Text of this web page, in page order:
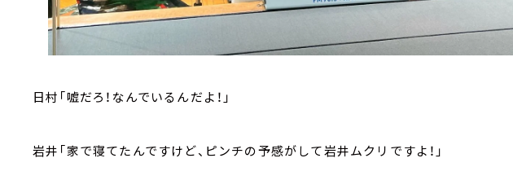
日村「嘘だろ！なんでいるんだよ！」
岩井「家で寝てたんですけど、ピンチの予感がして岩井ムクリですよ！」